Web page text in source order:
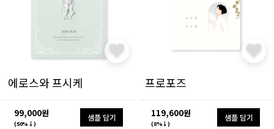
에로스와 프시케
99,000원
(50%↓)
샘플 담기
프로포즈
119,600원
(8%↓)
샘플 담기